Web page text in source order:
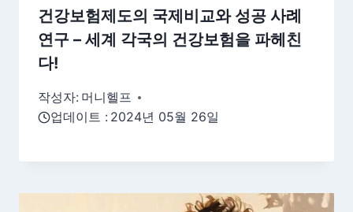
건강보험제도의 국제비교와 성공 사례
연구 – 세계 각국의 건강보험을 파헤친
다!
작성자: 머니헬프
업데이트 : 2024년 05월 26일